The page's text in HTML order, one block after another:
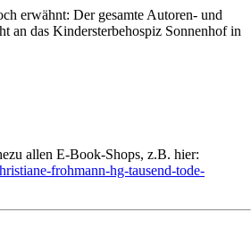
erwähnt: Der gesamte Autoren- und
an das Kindersterbehospiz Sonnenhof in
allen E-Book-Shops, z.B. hier:
frohmann-hg-tausend-tode-